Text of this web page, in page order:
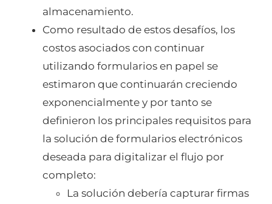
almacenamiento.
Como resultado de estos desafíos, los
costos asociados con continuar
utilizando formularios en papel se
estimaron que continuarán creciendo
exponencialmente y por tanto se
definieron los principales requisitos para
la solución de formularios electrónicos
deseada para digitalizar el flujo por
completo:
La solución debería capturar firmas